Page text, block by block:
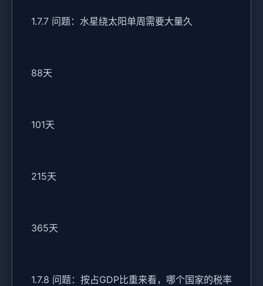
1.7.7 问题：水星绕太阳单周需要大量久
88天
101天
215天
365天
1.7.8 问题：按占GDP比重来看，哪个国家的税率